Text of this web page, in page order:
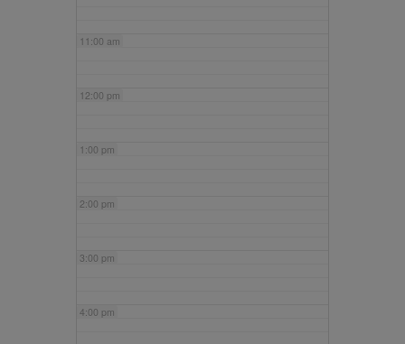
11:00 am
12:00 pm
1:00 pm
2:00 pm
3:00 pm
4:00 pm